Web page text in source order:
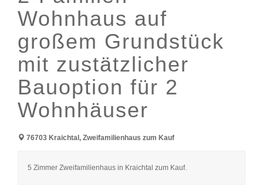
Wohnhaus auf
großem Grundstück
mit zustätzlicher
Bauoption für 2
Wohnhäuser
76703 Kraichtal, Zweifamilienhaus zum Kauf
5 Zimmer Zweifamilienhaus in Kraichtal zum Kauf.